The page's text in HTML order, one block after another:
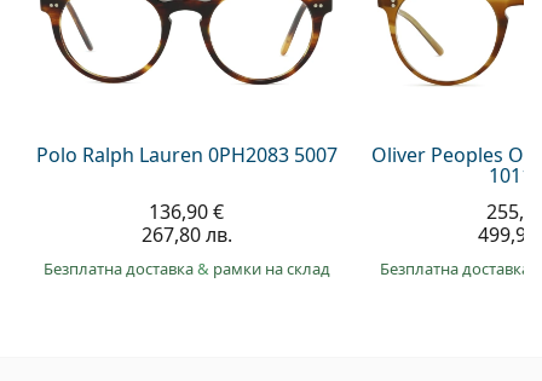
Polo Ralph Lauren 0PH2083 5007
136,90 €
267,80 лв.
Безплатна доставка& рамки на склад
Oliver Peoples
1011
Безплатна доставка